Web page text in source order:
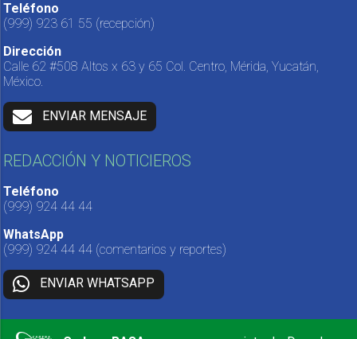
Teléfono
(999) 923 61 55 (recepción)
Dirección
Calle 62 #508 Altos x 63 y 65 Col. Centro, Mérida, Yucatán,
México.
ENVIAR MENSAJE
REDACCIÓN Y NOTICIEROS
Teléfono
(999) 924 44 44
WhatsApp
(999) 924 44 44 (comentarios y reportes)
ENVIAR WHATSAPP